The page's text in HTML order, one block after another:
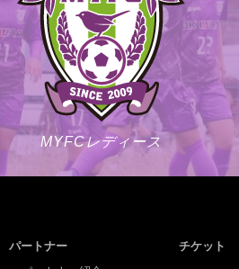
MYFCレディース
パートナー
チケット